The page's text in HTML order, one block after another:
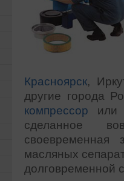
Красноярск,
другие города
компрессор
сделанное
масляных
долговременной